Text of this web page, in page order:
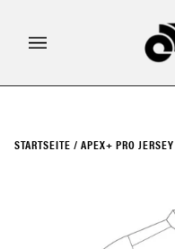
Inhalt
STARTSEITE / APEX+ PRO JERSEY